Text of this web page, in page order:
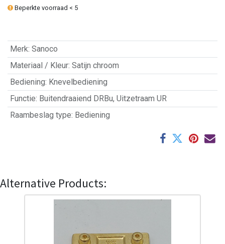
Beperkte voorraad < 5
Merk: Sanoco
Materiaal / Kleur: Satijn chroom
Bediening: Knevelbediening
Functie: Buitendraaiend DRBu, Uitzetraam UR
Raambeslag type: Bediening
Alternative Products: